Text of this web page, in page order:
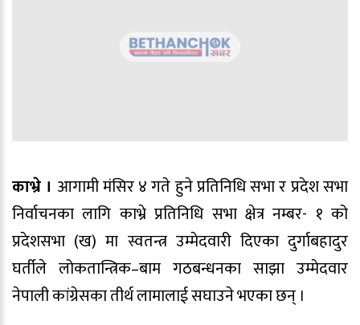
काभ्रे । आगामी मंसिर ४ गते हुने प्रतिनिधि सभा र प्रदेश सभा
निर्वाचनका लागि काभ्रे प्रतिनिधि सभा क्षेत्र नम्बर- १ को
प्रदेशसभा (ख) मा स्वतन्त्र उम्मेदवारी दिएका दुर्गाबहादुर
घर्तीले लोकतान्त्रिक–बाम गठबन्धनका साझा उम्मेदवार
नेपाली कांग्रेसका तीर्थ लामालाई सघाउने भएका छन् ।